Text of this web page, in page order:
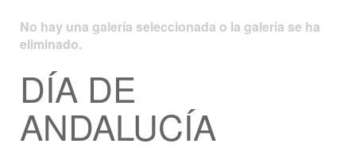
No hay una galería seleccionada o la galería se ha
eliminado.
DÍA DE
ANDALUCÍA